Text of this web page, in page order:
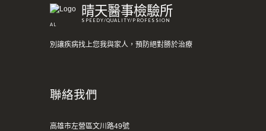
晴天醫事檢驗所
SPEEDY/QUALITY/PROFESSION
AL
別讓疾病找上您我與家人，預防絕對勝於治療
聯絡我們
高雄市左營區文川路49號